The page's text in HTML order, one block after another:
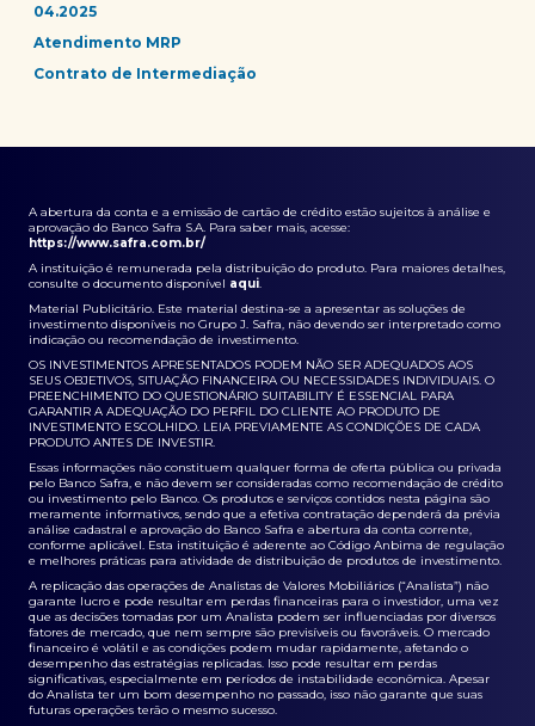
04.2025
Atendimento MRP
Contrato de Intermediação
A abertura da conta e a emissão de cartão de crédito estão sujeitos à análise e
aprovação do Banco Safra S.A. Para saber mais, acesse:
https://www.safra.com.br/
A instituição é remunerada pela distribuição do produto. Para maiores detalhes,
consulte o documento disponível aqui.
Material Publicitário. Este material destina-se a apresentar as soluções de
investimento disponíveis no Grupo J. Safra, não devendo ser interpretado como
indicação ou recomendação de investimento.
OS INVESTIMENTOS APRESENTADOS PODEM NÃO SER ADEQUADOS AOS
SEUS OBJETIVOS, SITUAÇÃO FINANCEIRA OU NECESSIDADES INDIVIDUAIS. O
PREENCHIMENTO DO QUESTIONÁRIO SUITABILITY É ESSENCIAL PARA
GARANTIR A ADEQUAÇÃO DO PERFIL DO CLIENTE AO PRODUTO DE
INVESTIMENTO ESCOLHIDO. LEIA PREVIAMENTE AS CONDIÇÕES DE CADA
PRODUTO ANTES DE INVESTIR.
Essas informações não constituem qualquer forma de oferta pública ou privada
pelo Banco Safra, e não devem ser consideradas como recomendação de crédito
ou investimento pelo Banco. Os produtos e serviços contidos nesta página são
meramente informativos, sendo que a efetiva contratação dependerá da prévia
análise cadastral e aprovação do Banco Safra e abertura da conta corrente,
conforme aplicável. Esta instituição é aderente ao Código Anbima de regulação
e melhores práticas para atividade de distribuição de produtos de investimento.
A replicação das operações de Analistas de Valores Mobiliários (“Analista”) não
garante lucro e pode resultar em perdas financeiras para o investidor, uma vez
que as decisões tomadas por um Analista podem ser influenciadas por diversos
fatores de mercado, que nem sempre são previsíveis ou favoráveis. O mercado
financeiro é volátil e as condições podem mudar rapidamente, afetando o
desempenho das estratégias replicadas. Isso pode resultar em perdas
significativas, especialmente em períodos de instabilidade econômica. Apesar
do Analista ter um bom desempenho no passado, isso não garante que suas
futuras operações terão o mesmo sucesso.